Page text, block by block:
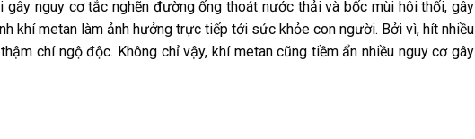
nguy cơ tắc nghẽn đường ống thoát nước thải và bốc mùi hôi thối, gây
khí metan làm ảnh hưởng trực tiếp tới sức khỏe con người. Bởi vì, hít nhiều
chí ngộ độc. Không chỉ vậy, khí metan cũng tiềm ẩn nhiều nguy cơ gây